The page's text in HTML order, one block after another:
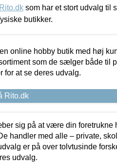
Rito.dk som har et stort udvalg til
butikker.
online hobby butik med høj
som de sælger både til
for at se deres udvalg.
Rito.dk
sig på at være din foretrukne
handler med alle – private,
er på over tolvtusinde
udvalg.